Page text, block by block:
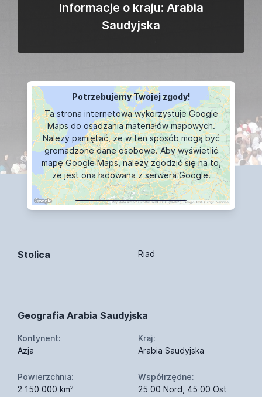
Informacje o kraju: Arabia
Saudyjska
Potrzebujemy Twojej zgody!
Ta strona internetowa wykorzystuje Google
Maps do osadzania materiałów mapowych.
Należy pamiętać, że w ten sposób mogą być
gromadzone dane osobowe. Aby wyświetlić
mapę Google Maps, należy zgodzić się na to,
że jest ona ładowana z serwera Google.
WYŚWIETLANIE MAPY
Stolica Riad
Geografia Arabia Saudyjska
Kontynent:
Azja
Kraj:
Arabia Saudyjska
Powierzchnia:
2 150 000 km²
Współrzędne:
25 00 Nord, 45 00 Ost